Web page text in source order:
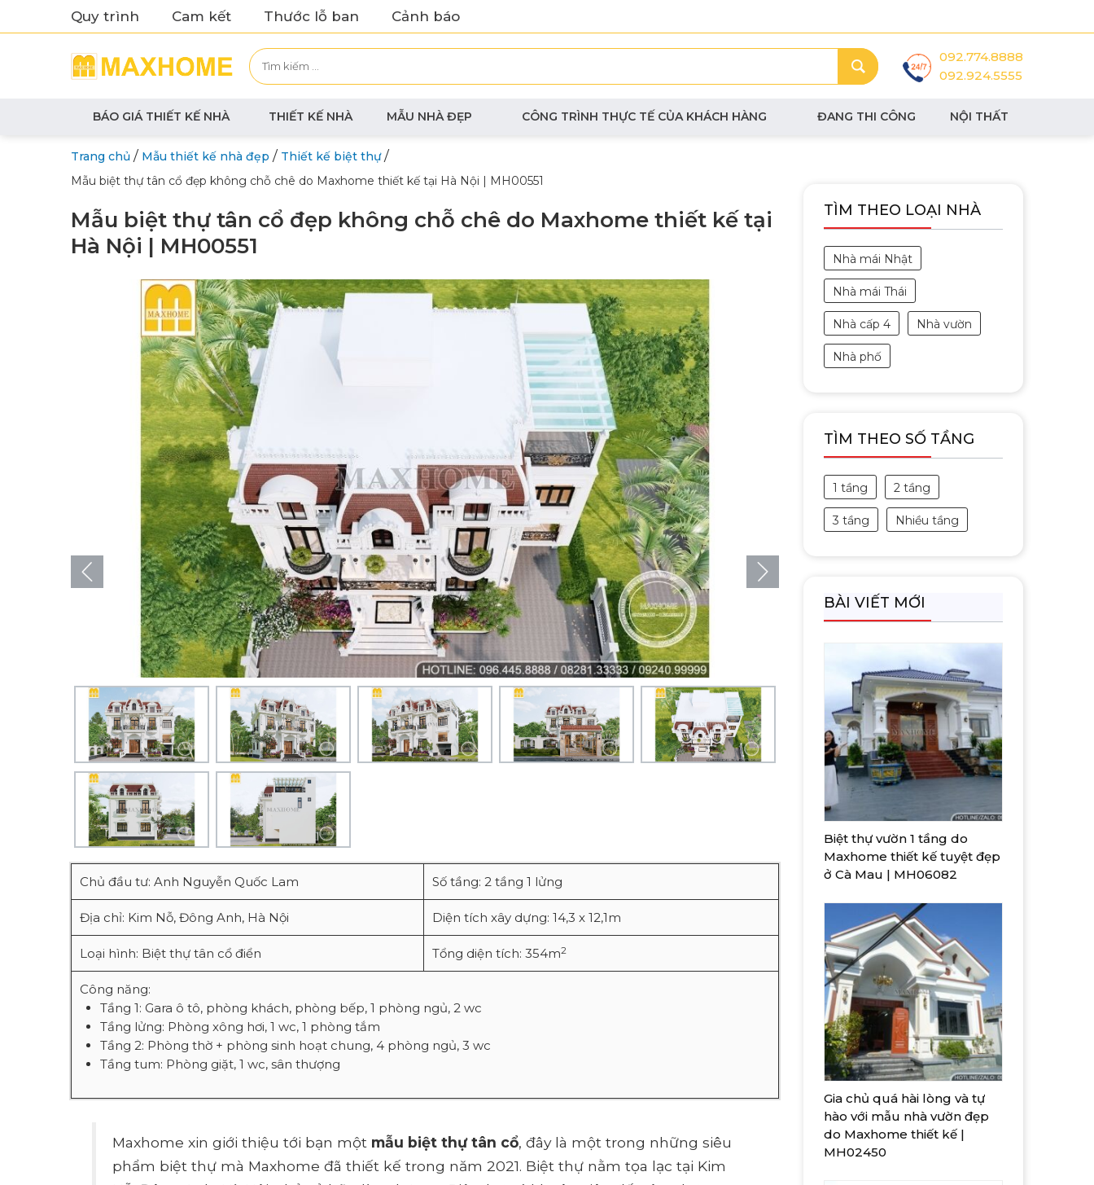
Quy trình Cam kết Thước lỗ ban Cảnh báo
092.774.8888
092.924.5555
BÁO GIÁ THIẾT KẾ NHÀ THIẾT KẾ NHÀ MẪU NHÀ ĐẸP CÔNG TRÌNH THỰC TẾ CỦA KHÁCH HÀNG ĐANG THI CÔNG NỘI THẤT
Trang chủ / Mẫu thiết kế nhà đẹp / Thiết kế biệt thự/
Mẫu biệt thự tân cổ đẹp không chỗ chê do Maxhome thiết kế tại Hà Nội | MH00551
Mẫu biệt thự tân cổ đẹp không chỗ chê do Maxhome thiết kế tại
Hà Nội | MH00551
Chủ đầu tư: Anh Nguyễn Quốc Lam Số tầng: 2 tầng 1 lửng
Địa chỉ: Kim Nỗ, Đông Anh, Hà Nội Diện tích xây dựng: 14,3 x 12,1m
Loại hình: Biệt thự tân cổ điển Tổng diện tích: 354m2
Công năng:
Tầng 1: Gara ô tô, phòng khách, phòng bếp, 1 phòng ngủ, 2 wc
Tầng lửng: Phòng xông hơi, 1 wc, 1 phòng tắm
Tầng 2: Phòng thờ + phòng sinh hoạt chung, 4 phòng ngủ, 3 wc
Tầng tum: Phòng giặt, 1 wc, sân thượng
Maxhome xin giới thiệu tới bạn một mẫu biệt thự tân cổ, đây là một trong những siêu
phẩm biệt thự mà Maxhome đã thiết kế trong năm 2021. Biệt thự nằm tọa lạc tại Kim
TÌM THEO LOẠI NHÀ
Nhà mái Nhật
Nhà mái Thái
Nhà cấp 4 Nhà vườn
Nhà phố
TÌM THEO SỐ TẦNG
1 tầng 2 tầng
3 tầng Nhiều tầng
BÀI VIẾT MỚI
Biệt thự vườn 1 tầng do
Maxhome thiết kế tuyệt đẹp
ở Cà Mau | MH06082
Gia chủ quá hài lòng và tự
hào với mẫu nhà vườn đẹp
do Maxhome thiết kế |
MH02450